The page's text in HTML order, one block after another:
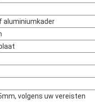
aluminiumkader
volgens uw vereisten